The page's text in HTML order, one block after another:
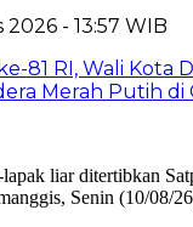
- 13:57 WIB
81 RI, Wali Kota
Merah Putih di